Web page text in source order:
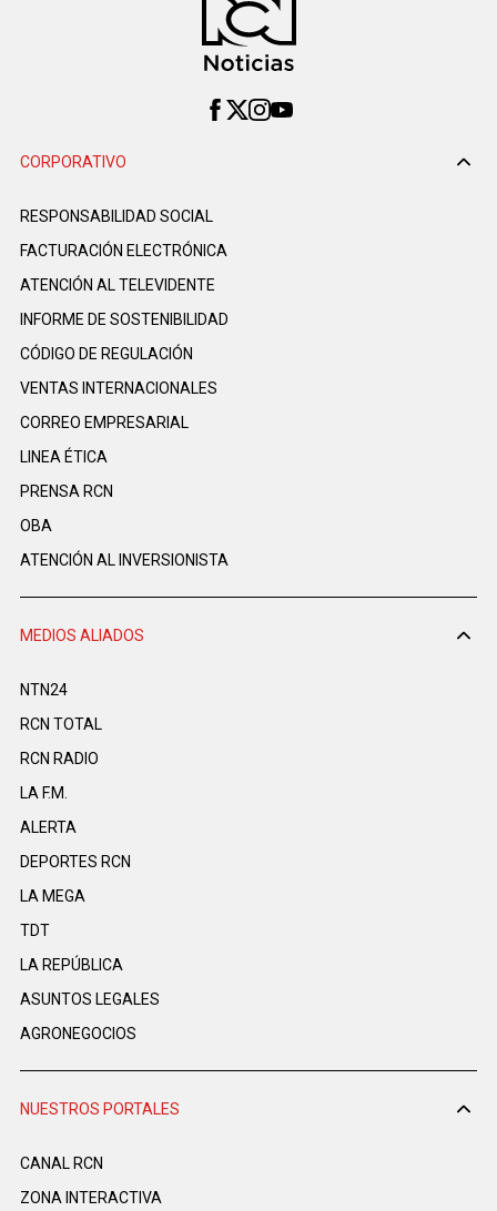
CORPORATIVO
RESPONSABILIDAD SOCIAL
FACTURACIÓN ELECTRÓNICA
ATENCIÓN AL TELEVIDENTE
INFORME DE SOSTENIBILIDAD
CÓDIGO DE REGULACIÓN
VENTAS INTERNACIONALES
CORREO EMPRESARIAL
LINEA ÉTICA
PRENSA RCN
OBA
ATENCIÓN AL INVERSIONISTA
MEDIOS ALIADOS
NTN24
RCN TOTAL
RCN RADIO
LA F.M.
ALERTA
DEPORTES RCN
LA MEGA
TDT
LA REPÚBLICA
ASUNTOS LEGALES
AGRONEGOCIOS
NUESTROS PORTALES
CANAL RCN
ZONA INTERACTIVA